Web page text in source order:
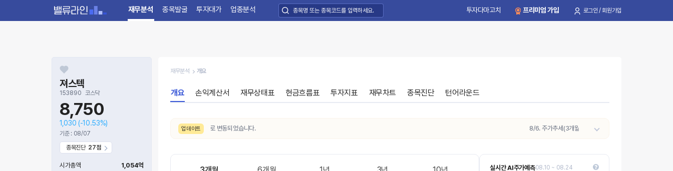
재무분석 종목발굴 투자대가 업종분석 투자다마고치 프리미엄 가입 로그인 / 회원가입
져스텍
153890 코스닥
8,750
1,030 (-10.53%)
기준 : 08/07
종목진단 27점
시가총액
1,054억
재무분석 개요
개요 손익계산서 재무상태표 현금흐름표 투자지표 재무차트 종목진단 턴어라운드
업데이트
약함 → 보통으로 변동되었습니다. 8/6. 주가추세(3개월)가약세 → 중립
실시간 AI주가예측08.10 ~ 08.24